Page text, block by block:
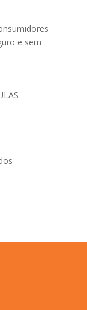
e sem